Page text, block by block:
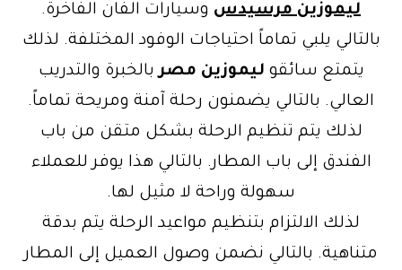
ليموزين مرسيدس وسيارات الفان الفاخرة.
بالتالي يلبي تماماً احتياجات الوفود المختلفة. لذلك
يتمتع سائقو ليموزين مصربالخبرة والتدريب
العالي. بالتالي يضمنون رحلة آمنة ومريحة تماماً.
لذلك يتم تنظيم الرحلة بشكل متقن من باب
الفندق إلى باب المطار. بالتالي هذا يوفر للعملاء
سهولة وراحة لا مثيل لها.
لذلك الالتزام بتنظيم مواعيد الرحلة يتم بدقة
متناهية. بالتالي نضمن وصول العميل إلى المطار